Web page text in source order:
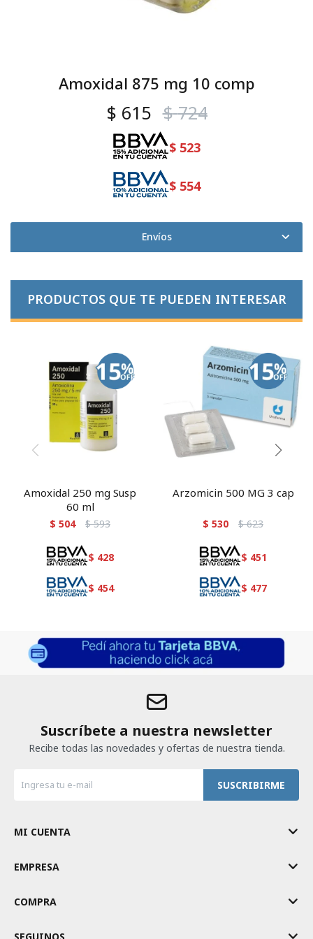
Amoxidal 875 mg 10 comp
$ 615 $ 724
$ 523
$ 554
Envíos
PRODUCTOS QUE TE PUEDEN INTERESAR
Amoxidal 250 mg Susp
60 ml
$ 504 $ 593
$ 428
$ 454
Arzomicin 500 MG 3 cap
$ 530 $ 623
$ 451
$ 477
Suscríbete a nuestra newsletter
Recibe todas las novedades y ofertas de nuestra tienda.
SUSCRIBIRME
MI CUENTA
EMPRESA
COMPRA